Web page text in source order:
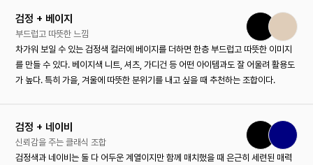
검정 + 베이지
부드럽고 따뜻한 느낌
차가워 보일 수 있는 검정색 컬러에 베이지를 더하면 한층 부드럽고 따뜻한 이미지
를 만들 수 있다. 베이지색 니트, 셔츠, 가디건 등 어떤 아이템과도 잘 어울려 활용도
가 높다. 특히 가을, 겨울에 따뜻한 분위기를 내고 싶을 때 추천하는 조합이다.
검정 + 네이비
신뢰감을 주는 클래식 조합
검정색과 네이비는 둘 다 어두운 계열이지만 함께 매치했을 때 은근히 세련된 매력